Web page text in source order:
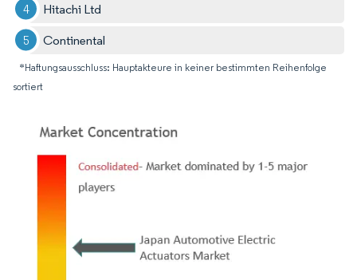
Hitachi Ltd
Continental
*Haftungsausschluss: Hauptakteure in keiner bestimmten Reihenfolge
sortiert